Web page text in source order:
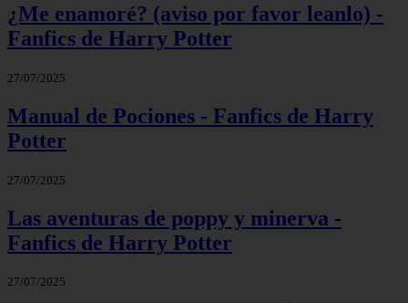
¿Me enamoré? (aviso por favor leanlo) -
Fanfics de Harry Potter
27/07/2025
Manual de Pociones - Fanfics de Harry
Potter
27/07/2025
Las aventuras de poppy y minerva -
Fanfics de Harry Potter
27/07/2025